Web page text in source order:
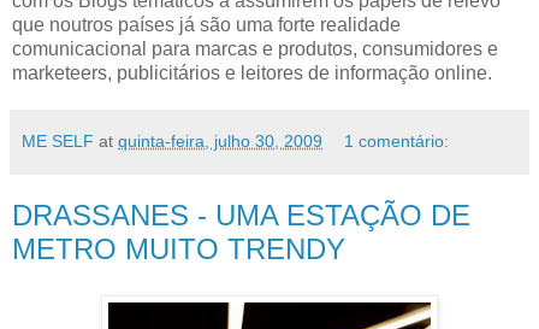
que noutros países já são uma forte realidade
comunicacional para marcas e produtos, consumidores e
marketeers, publicitários e leitores de informação online.
ME SELF at quinta-feira, julho 30, 2009 1 comentário:
DRASSANES - UMA ESTAÇÃO DE
METRO MUITO TRENDY